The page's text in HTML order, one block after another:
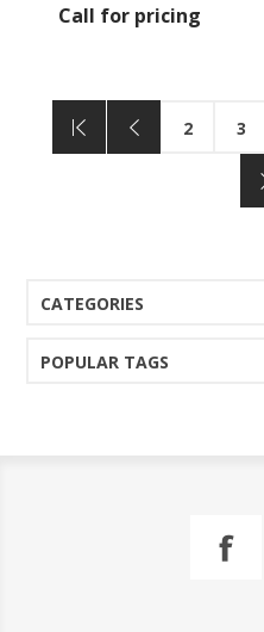
Call for pricing
2 3
CATEGORIES
POPULAR TAGS